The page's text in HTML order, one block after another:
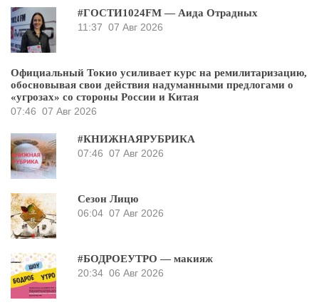
#ГОСТИ1024FM — Аида Отрадных
11:37 07 Авг 2026
Официальный Токио усиливает курс на ремилитаризацию,
обосновывая свои действия надуманными предлогами о
«угрозах» со стороны России и Китая
07:46 07 Авг 2026
#КНИЖНАЯРУБРИКА
07:46 07 Авг 2026
Сезон Лицю
06:04 07 Авг 2026
#БОДРОЕУТРО — макияж
20:34 06 Авг 2026